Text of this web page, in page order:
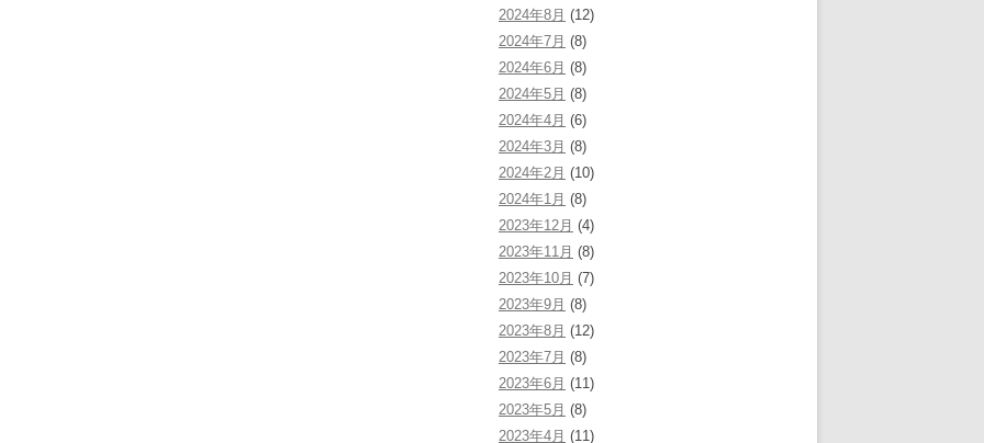
2024年8月 (12)
2024年7月 (8)
2024年6月 (8)
2024年5月 (8)
2024年4月 (6)
2024年3月 (8)
2024年2月 (10)
2024年1月 (8)
2023年12月 (4)
2023年11月 (8)
2023年10月 (7)
2023年9月 (8)
2023年8月 (12)
2023年7月 (8)
2023年6月 (11)
2023年5月 (8)
2023年4月 (11)